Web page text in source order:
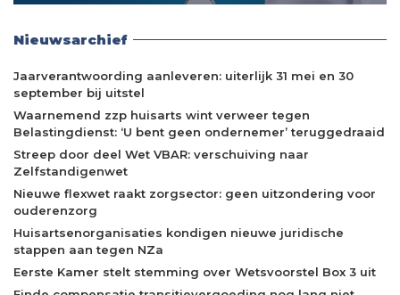
Nieuwsarchief
Jaarverantwoording aanleveren: uiterlijk 31 mei en 30
september bij uitstel
Waarnemend zzp huisarts wint verweer tegen
Belastingdienst: ‘U bent geen ondernemer’ teruggedraaid
Streep door deel Wet VBAR: verschuiving naar
Zelfstandigenwet
Nieuwe flexwet raakt zorgsector: geen uitzondering voor
ouderenzorg
Huisartsenorganisaties kondigen nieuwe juridische
stappen aan tegen NZa
Eerste Kamer stelt stemming over Wetsvoorstel Box 3 uit